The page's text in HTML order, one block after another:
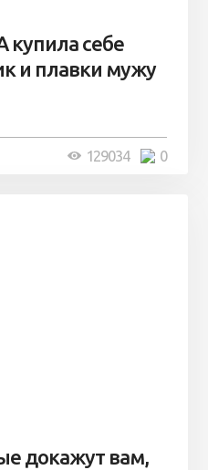
себе
и плавки мужу
0
129034
докажут вам,